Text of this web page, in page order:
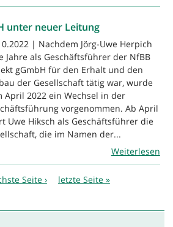
unter neuer Leitung
| Nachdem Jörg-Uwe Herpich
Jahre als Geschäftsführer der NfBB
gGmbH für den Erhalt und den
der Gesellschaft tätig war, wurde
April 2022 ein Wechsel in der
vorgenommen. Ab April
Uwe Hiksch als Geschäftsführer die
die im Namen der...
Weiterlesen
Seite › letzte Seite »